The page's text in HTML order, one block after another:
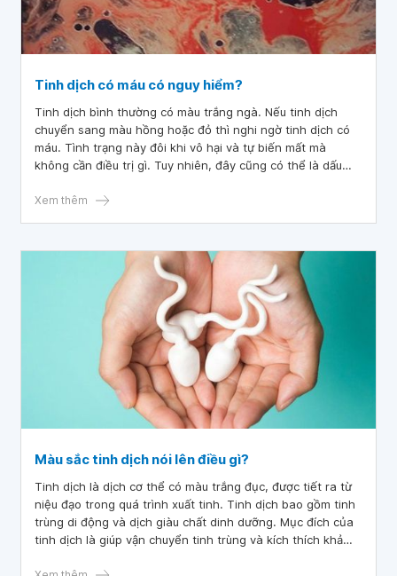
Tinh dịch có máu có nguy hiểm?
Tinh dịch bình thường có màu trắng ngà. Nếu tinh dịch
chuyển sang màu hồng hoặc đỏ thì nghi ngờ tinh dịch có
máu. Tình trạng này đôi khi vô hại và tự biến mất mà
không cần điều trị gì. Tuy nhiên, đây cũng có thể là dấu
Xem thêm
Màu sắc tinh dịch nói lên điều gì?
Tinh dịch là dịch cơ thể có màu trắng đục, được tiết ra từ
niệu đạo trong quá trình xuất tinh. Tinh dịch bao gồm tinh
trùng di động và dịch giàu chất dinh dưỡng. Mục đích của
tinh dịch là giúp vận chuyển tinh trùng và kích thích khả